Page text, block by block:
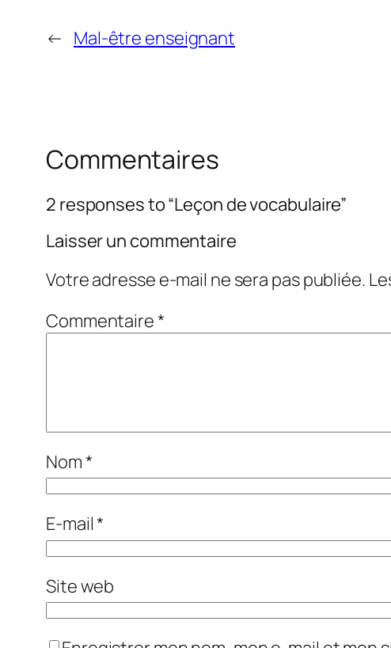
← Mal-être enseignant
Commentaires
2 responses to “Leçon de vocabulaire”
Laisser un commentaire
Votre adresse e-mail ne sera pas publiée.
Commentaire*
Nom*
E-mail*
Site web